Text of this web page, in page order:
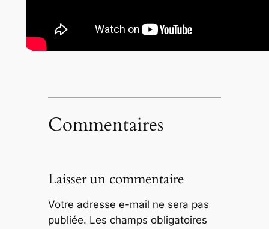
Commentaires
Laisser un commentaire
Votre adresse e-mail ne sera pas
publiée. Les champs obligatoires